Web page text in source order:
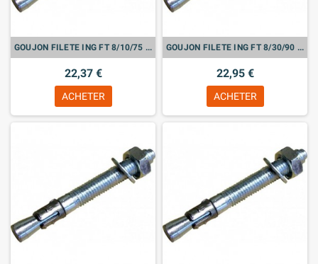
GOUJON FILETE ING FT 8/10/75 BTE DE 50
22,37 €
ACHETER
GOUJON FILETE ING FT 8/30/90 BTE DE 50
22,95 €
ACHETER